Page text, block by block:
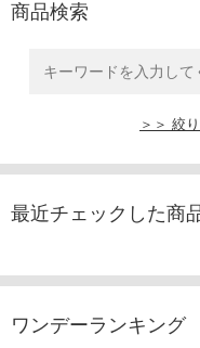
商品検索
＞＞ 絞
最近チェックした商
ワンデーランキング